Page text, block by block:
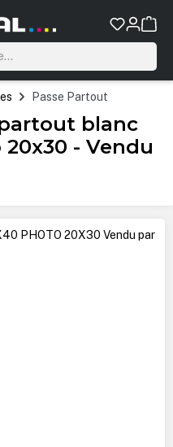
Passe Partout
partout blanc
- Vendu